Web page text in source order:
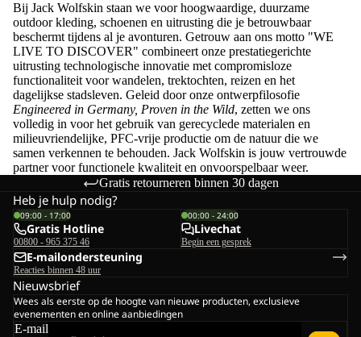
Bij Jack Wolfskin staan we voor hoogwaardige, duurzame
outdoor kleding, schoenen en uitrusting die je betrouwbaar
beschermt tijdens al je avonturen. Getrouw aan ons motto "WE
LIVE TO DISCOVER" combineert onze prestatiegerichte
uitrusting technologische innovatie met compromisloze
functionaliteit voor wandelen, trektochten, reizen en het
dagelijkse stadsleven. Geleid door onze ontwerpfilosofie
Engineered in Germany, Proven in the Wild, zetten we ons
volledig in voor het gebruik van gerecyclede materialen en
milieuvriendelijke, PFC-vrije productie om de natuur die we
samen verkennen te behouden. Jack Wolfskin is jouw vertrouwde
partner voor functionele kwaliteit en onvoorspelbaar weer.
Gratis retourneren binnen 30 dagen
Heb je hulp nodig?
09:00 - 17:00
Gratis Hotline
00800 - 965 375 46
00:00 - 24:00
Livechat
Begin een gesprek
E-mailondersteuning
Reacties binnen 48 uur
Nieuwsbrief
Wees als eerste op de hoogte van nieuwe producten, exclusieve
evenementen en online aanbiedingen
E-mail